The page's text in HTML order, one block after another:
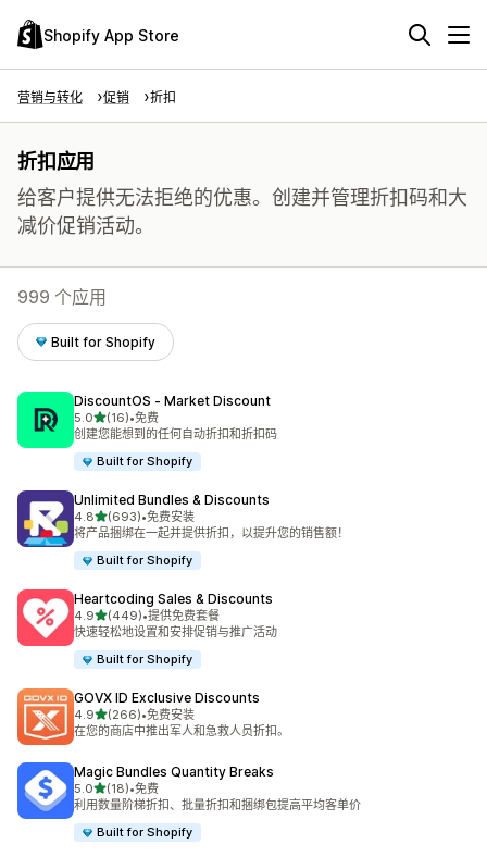
Shopify App Store
营销与转化 促销 折扣
折扣应用
给客户提供无法拒绝的优惠。创建并管理折扣码和大
减价促销活动。
999 个应用
Built for Shopify
DiscountOS ‑ Market Discount
5.0星（满分 5 星）
(16)
总共 16 条评论
•免费
创建您能想到的任何自动折扣和折扣码
Built for Shopify
Unlimited Bundles & Discounts
4.8星（满分 5 星）
(693)
总共 693 条评论
•免费安装
将产品捆绑在一起并提供折扣，以提升您的销售额！
Built for Shopify
Heartcoding Sales & Discounts
4.9星（满分 5 星）
(449)
总共 449 条评论
•提供免费套餐
快速轻松地设置和安排促销与推广活动
Built for Shopify
GOVX ID Exclusive Discounts
4.9星（满分 5 星）
(266)
总共 266 条评论
•免费安装
在您的商店中推出军人和急救人员折扣。
Magic Bundles Quantity Breaks
5.0星（满分 5 星）
(18)
总共 18 条评论
•免费
利用数量阶梯折扣、批量折扣和捆绑包提高平均客单价
Built for Shopify